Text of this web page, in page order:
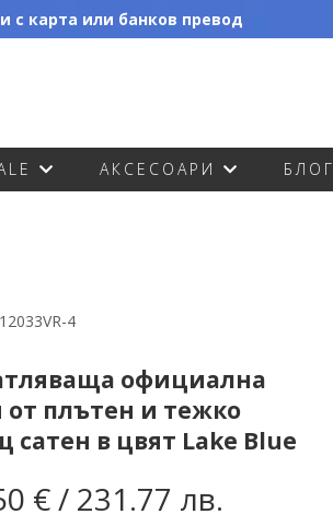
с карта или банков превод
АКСЕСОАРИ БЛОГ
4
официална
от плътен и тежко
сатен в цвят Lake Blue
€ / 231.77 лв.